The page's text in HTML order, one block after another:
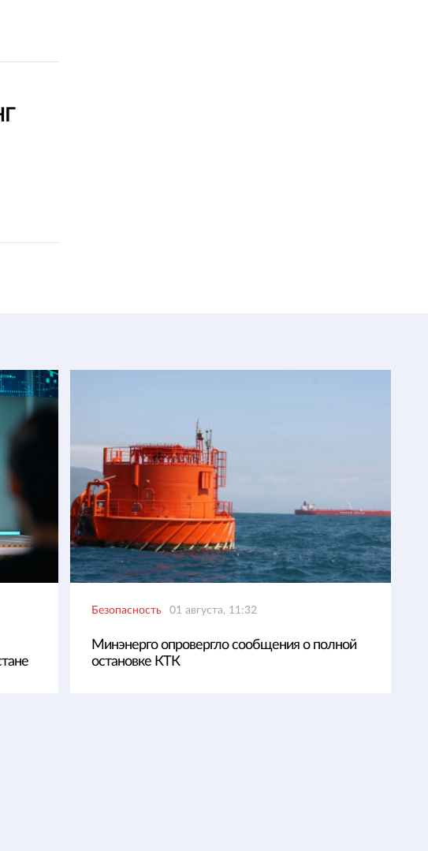
Безопасность 01 августа, 11:32
Минэнерго опровергло сообщения о полной
остановке КТК